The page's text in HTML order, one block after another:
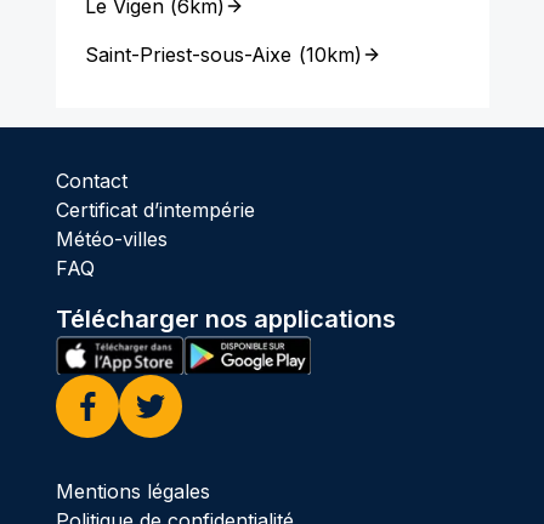
Le Vigen(6km)
Saint-Priest-sous-Aixe (10km)
Contact
Certificat d’intempérie
Météo-villes
FAQ
Télécharger nos applications
Facebook
Twitter
Mentions légales